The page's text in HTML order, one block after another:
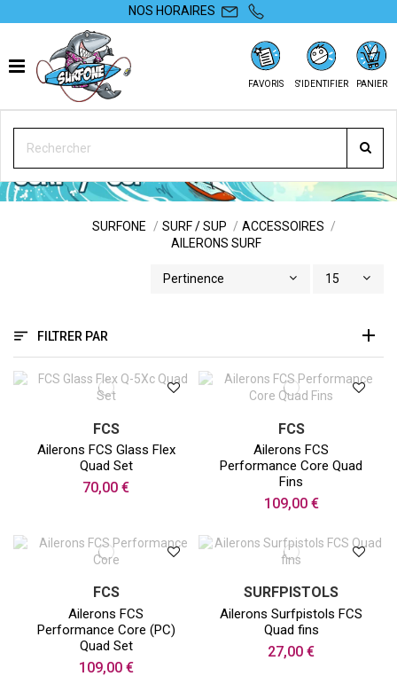
NOS HORAIRES
FAVORIS S'IDENTIFIER PANIER
AILERONS SURF
SURFONE SURF / SUP
ACCESSOIRES
AILERONS SURF
Pertinence 15
FILTRER PAR
FCS
Ailerons FCS Glass Flex
Quad Set
70,00 €
FCS
Ailerons FCS
Performance Core Quad
Fins
109,00 €
FCS
Ailerons FCS
Performance Core (PC)
Quad Set
109,00 €
SURFPISTOLS
Ailerons Surfpistols FCS
Quad fins
27,00 €